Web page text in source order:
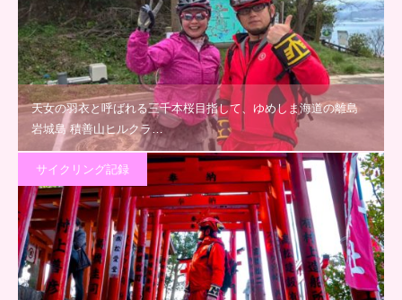
天女の羽衣と呼ばれる三千本桜目指して、ゆめしま海道の離島
岩城島 積善山ヒルクラ…
サイクリング記録